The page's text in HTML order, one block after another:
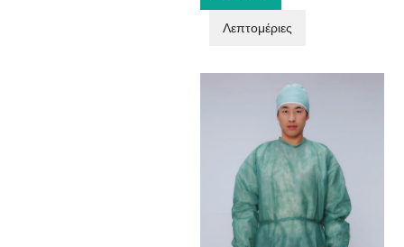
Λεπτομέριες